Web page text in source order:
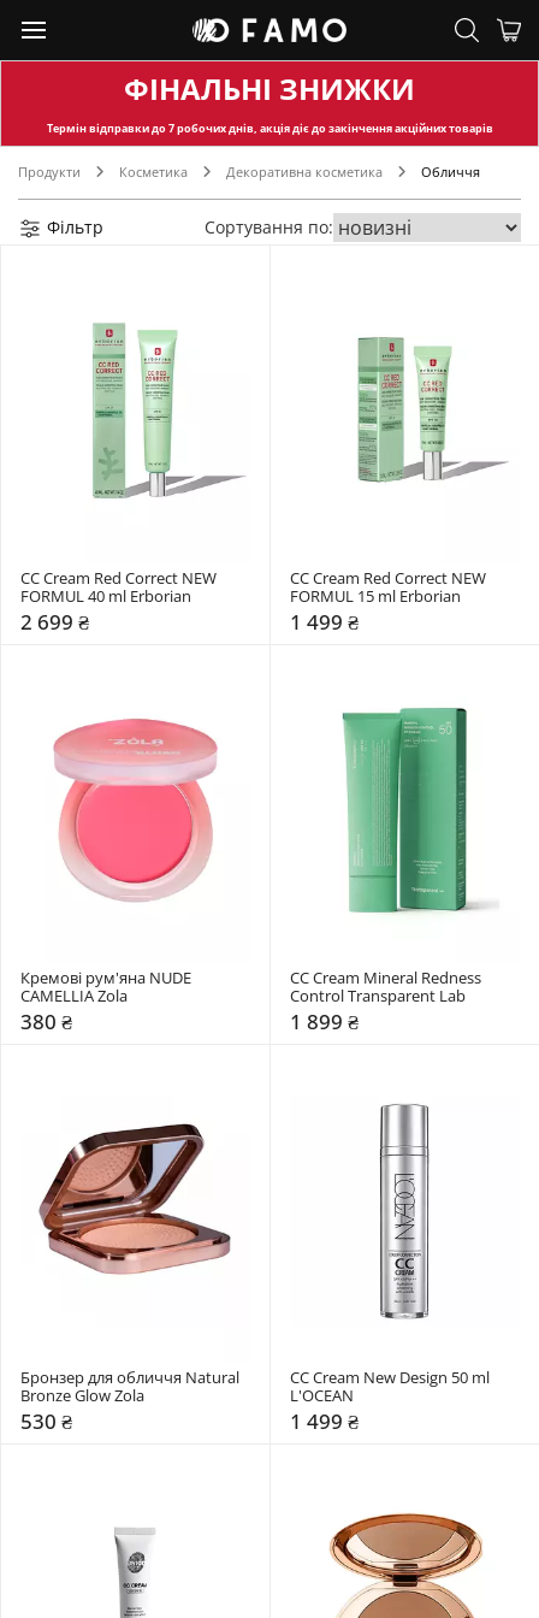
ФІНАЛЬНІ ЗНИЖКИ
Термін відправкидо 7 робочих днів, акція діє до закінчення акційних товарів
Продукти Косметика Декоративна косметика Обличчя
Фільтр Сортування по:
CC Cream Red Correct NEW
FORMUL 40 ml Erborian
2 699 ₴
CC Cream Red Correct NEW
FORMUL 15 ml Erborian
1 499 ₴
Кремові рум'яна NUDE
CAMELLIA Zola
380 ₴
CC Cream Mineral Redness
Control Transparent Lab
1 899 ₴
Бронзер для обличчя Natural
Bronze Glow Zola
530 ₴
СС Cream New Design 50 ml
L'OCEAN
1 499 ₴